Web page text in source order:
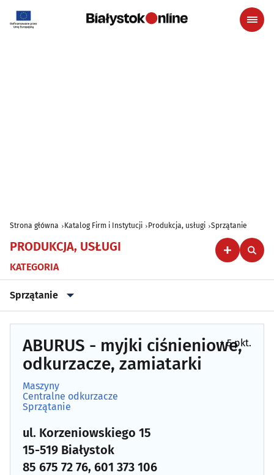
Strona główna Katalog Firm i Instytucji Produkcja, usługi Sprzątanie
PRODUKCJA, USŁUGI
KATEGORIA
Sprzątanie
Archiwizacja dokumentów(3)
Astrologia, wróżby, ezoteryka(0)
Automatyka przemysłowa
Biura matrymonialne(0)
+ 5 pkt.
ABURUS - myjki ciśnieniowe,
odkurzacze, zamiatarki
Maszyny
Centralne odkurzacze
Sprzątanie
ul. Korzeniowskiego 15
15-519 Białystok
85 675 72 76, 601 373 106